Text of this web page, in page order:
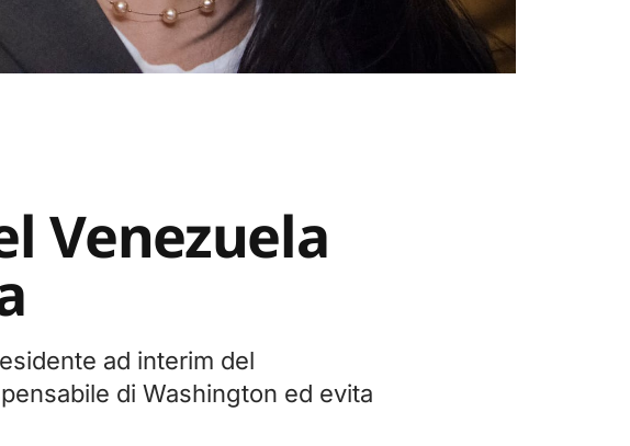
Venezuela
ad interim del
di Washington ed evita